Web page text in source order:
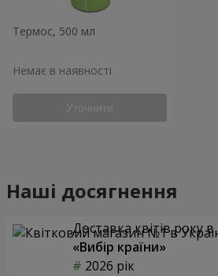
Термос, 500 мл
Немає в наявності
Уточнити
Наші досягнення
Доставка квітів року в
«Вибір країни»
2026 рік